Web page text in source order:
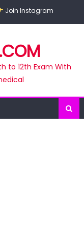
Join Instagram
to 12th Exam With